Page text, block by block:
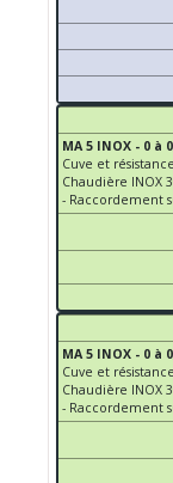
MA 5 INOX - 0 à
Cuve et
Chaudière INOX
- Raccordement
MA 5 INOX - 0 à
Cuve et
Chaudière INOX
- Raccordement